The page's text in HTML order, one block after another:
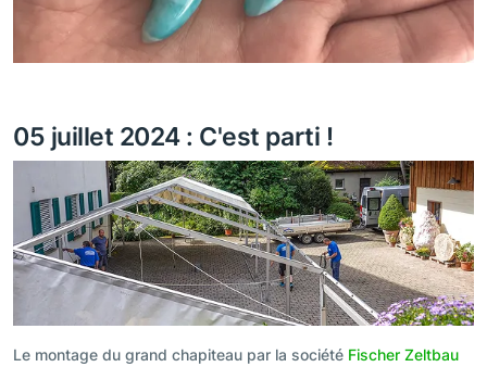
05 juillet 2024 : C'est parti !
Le montage du grand chapiteau par la société Fischer Zeltbau